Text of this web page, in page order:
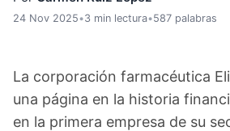
24 Nov 2025•3 min lectura•587 palabras
La corporación farmacéutica
una página en la historia
en la primera empresa de su